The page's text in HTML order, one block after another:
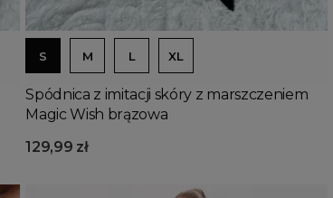
Dodaj do koszyka
S M L XL
Spódnica z imitacji skóry z marszczeniem
Magic Wish brązowa
129,99 zł